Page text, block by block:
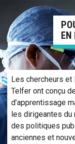
En savoir plus sur la
EN
Les chercheurs
Telfer ont conçu
d’apprentissage
les dirigeantes
des politiques
anciennes et